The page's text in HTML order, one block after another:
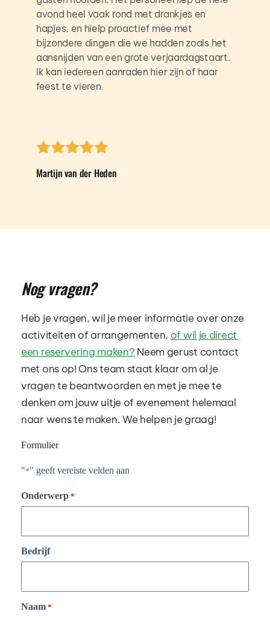
avond heel vaak rond met drankjes en
hapjes, en hielp proactief mee met
bijzondere dingen die we hadden zoals het
aansnijden van een grote verjaardagstaart.
Ik kan iedereen aanraden hier zijn of haar
feest te vieren.
Martijn van der Heden
Nog vragen?
Heb je vragen, wil je meer informatie over onze
activiteiten of arrangementen, of wil je direct
een reservering maken? Neem gerust contact
met ons op! Ons team staat klaar om al je
vragen te beantwoorden en met je mee te
denken om jouw uitje of evenement helemaal
naar wens te maken. We helpen je graag!
Formulier
"*" geeft vereiste velden aan
Onderwerp *
Bedrijf
Naam *